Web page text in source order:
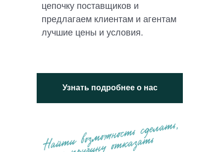
цепочку поставщиков и
предлагаем клиентам и агентам
лучшие цены и условия.
Узнать подробнее о нас